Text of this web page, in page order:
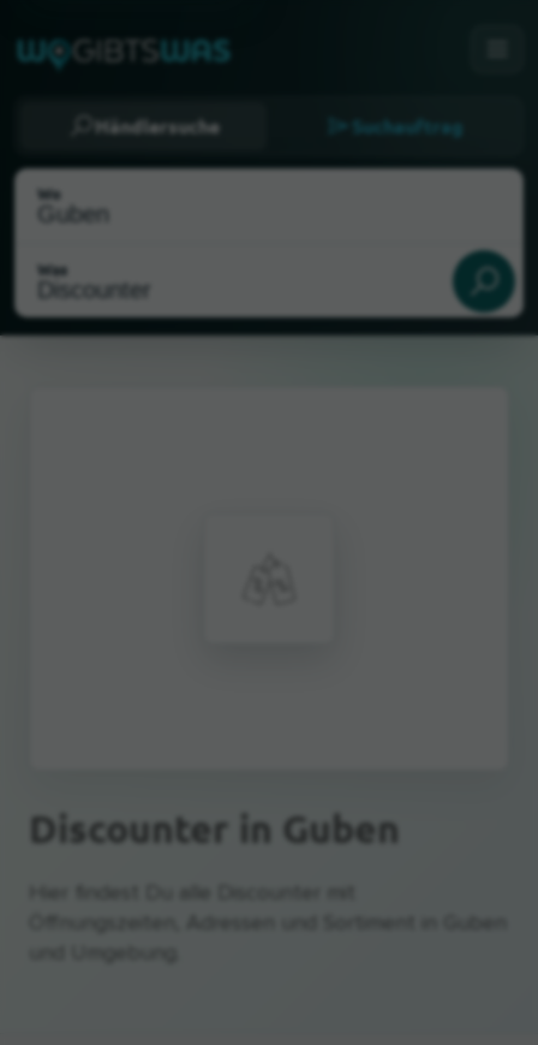
Händlersuche Suchauftrag
Wo
Was
Discounter in Guben